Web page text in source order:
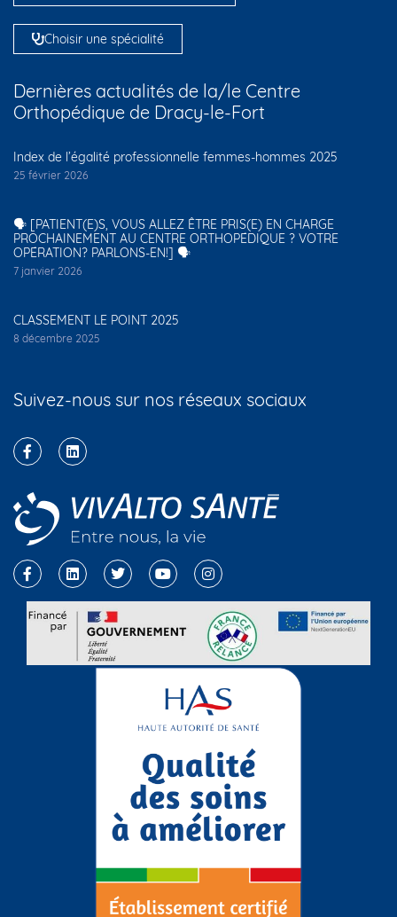
Choisir une spécialité
Dernières actualités de la/le Centre
Orthopédique de Dracy-le-Fort
Index de l’égalité professionnelle femmes-hommes 2025
25 février 2026
🗣️ [PATIENT(E)S, VOUS ALLEZ ÊTRE PRIS(E) EN CHARGE
PROCHAINEMENT AU CENTRE ORTHOPÉDIQUE ? VOTRE
OPÉRATION? PARLONS-EN!] 🗣️
7 janvier 2026
CLASSEMENT LE POINT 2025
8 décembre 2025
Suivez-nous sur nos réseaux sociaux